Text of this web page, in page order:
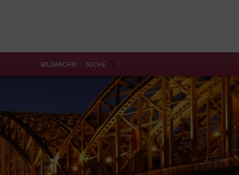
BILDARCHIV SUCHE